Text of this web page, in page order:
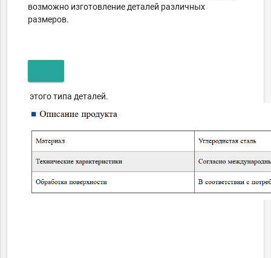
возможно изготовление деталей различных
размеров.
этого типа деталей.